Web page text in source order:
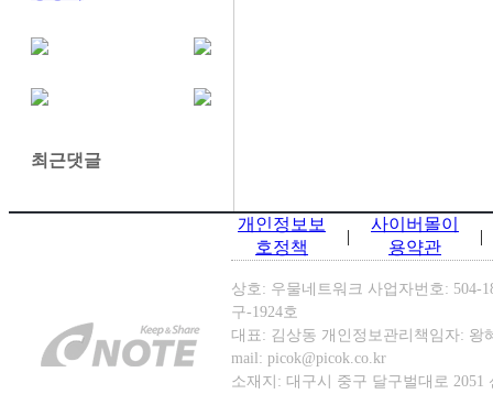
최근댓글
개인정보보
호정책
|
사이버몰이
용약관
|
상호: 우물네트워크 사업자번호: 504-
구-1924호
대표: 김상동 개인정보관리책임자: 왕
mail: picok@picok.co.kr
소재지: 대구시 중구 달구벌대로